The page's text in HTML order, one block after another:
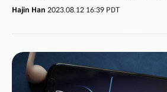
패턴으로 변화로 자신들의 근간인 케이블TV, 실시
계속 줄어들고 있기 때문이다. 오늘날 자신을 디즈
검토하고 있을 정도다.
Hajin Han 2023.08.12 16:39 PDT